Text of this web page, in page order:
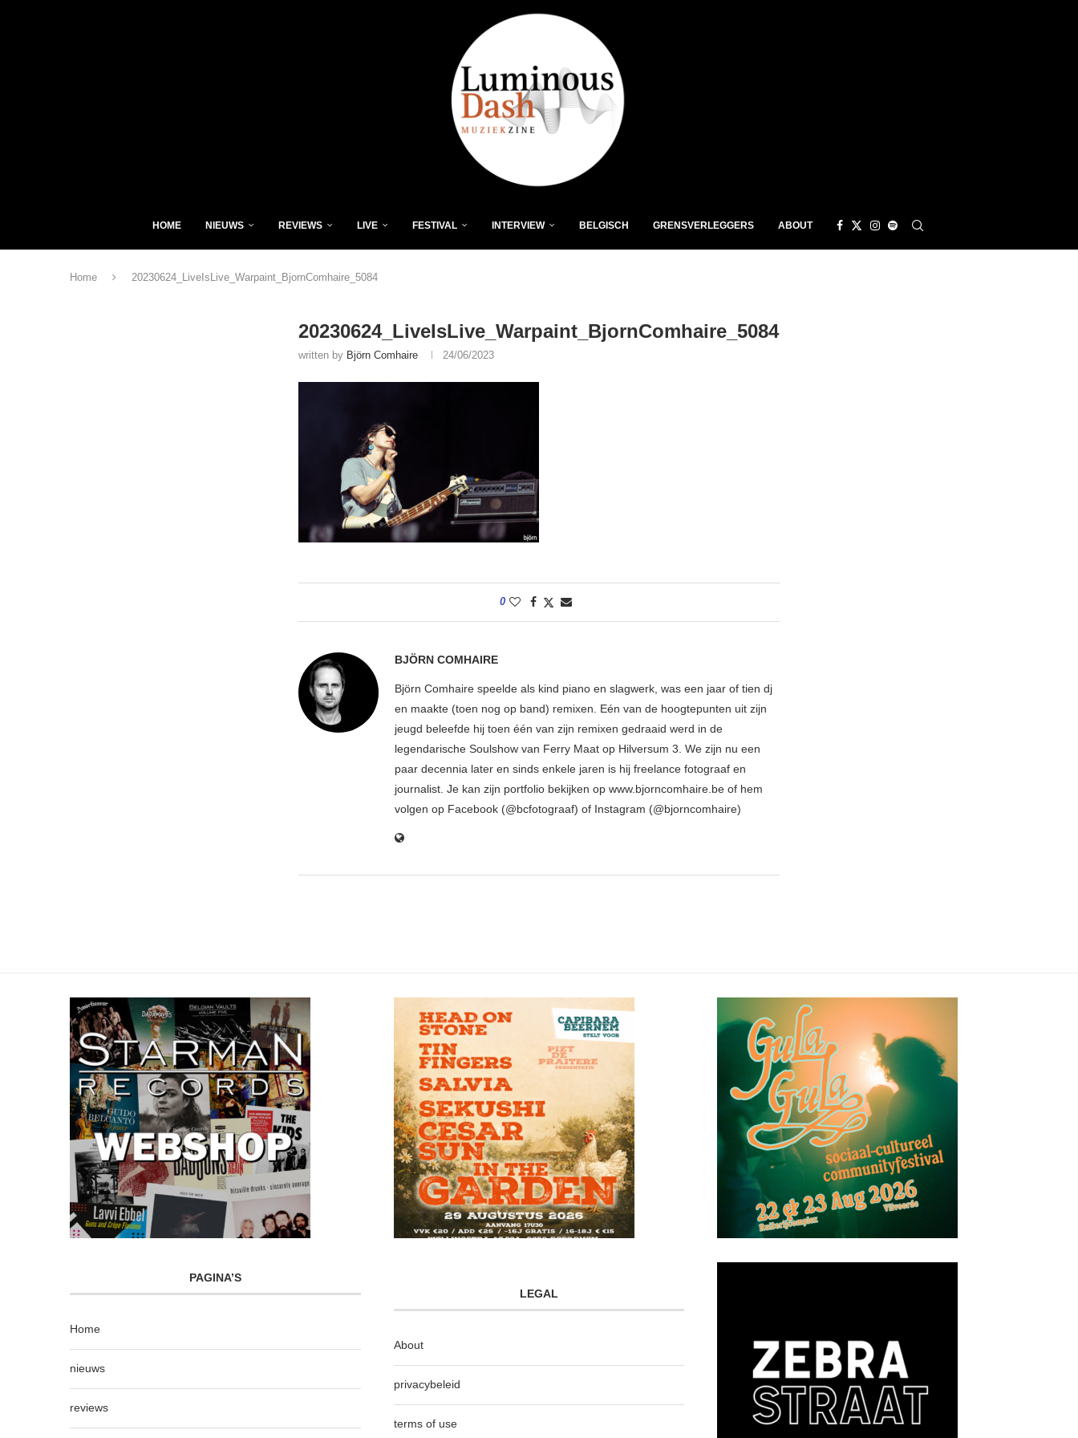
HOME NIEUWS REVIEWS LIVE FESTIVAL INTERVIEW BELGISCH GRENSVERLEGGERS ABOUT
Home 20230624_LiveIsLive_Warpaint_BjornComhaire_5084
20230624_LiveIsLive_Warpaint_BjornComhaire_5084
written by Björn Comhaire 24/06/2023
0
BJÖRN COMHAIRE
Björn Comhaire speelde als kind piano en slagwerk, was een jaar of tien dj
en maakte (toen nog op band) remixen. Eén van de hoogtepunten uit zijn
jeugd beleefde hij toen één van zijn remixen gedraaid werd in de
legendarische Soulshow van Ferry Maat op Hilversum 3. We zijn nu een
paar decennia later en sinds enkele jaren is hij freelance fotograaf en
journalist. Je kan zijn portfolio bekijken op www.bjorncomhaire.be of hem
volgen op Facebook (@bcfotograaf) of Instagram (@bjorncomhaire)
PAGINA’S
Home
nieuws
reviews
LEGAL
About
privacybeleid
terms of use